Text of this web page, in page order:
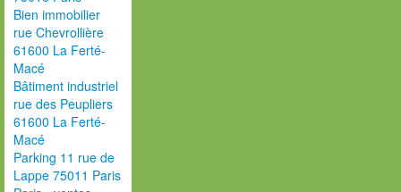
Bien immobilier
rue Chevrollière
61600 La Ferté-
Macé
Bâtiment industriel
rue des Peupliers
61600 La Ferté-
Macé
Parking 11 rue de
Lappe 75011 Paris